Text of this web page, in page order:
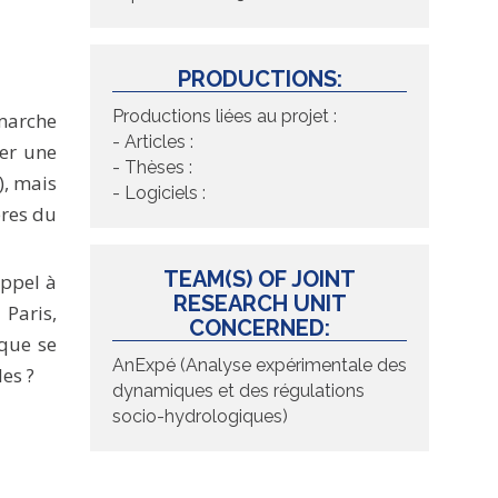
une
mais
du
à
se
?
PRODUCTIONS:
Productions liées au projet :
- Articles :
- Thèses :
- Logiciels :
TEAM(S) OF JOINT
RESEARCH UNIT
CONCERNED:
AnExpé (Analyse expérimentale des
dynamiques et des régulations
socio-hydrologiques)